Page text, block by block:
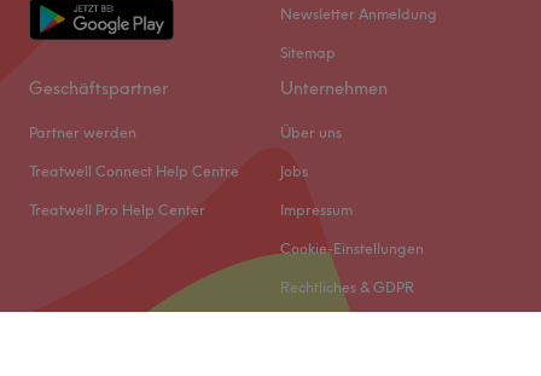
Newsletter Anmeldung
Sitemap
Geschäftspartner
Partner werden
Treatwell Connect Help Centre
Treatwell Pro Help Center
Unternehmen
Über uns
Jobs
Impressum
Cookie-Einstellungen
Rechtliches & GDPR